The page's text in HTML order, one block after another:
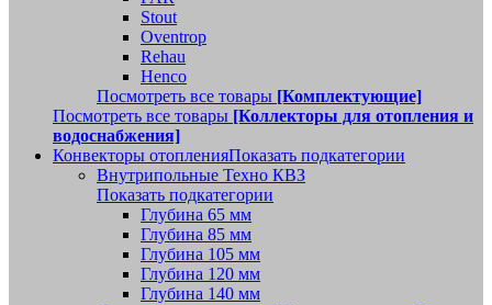
Stout
Oventrop
Rehau
Henco
Посмотреть все товары [Комплектующие]
Посмотреть все товары [Коллекторы для отопления и
водоснабжения]
Конвекторы отопленияПоказать подкатегории
Внутрипольные Техно КВЗ
Показать подкатегории
Глубина 65 мм
Глубина 85 мм
Глубина 105 мм
Глубина 120 мм
Глубина 140 мм